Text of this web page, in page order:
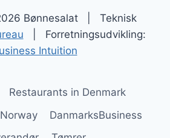
Bønnesalat | Teknisk
| Forretningsudvikling:
Intuition
Restaurants in Denmark
DanmarksBusiness